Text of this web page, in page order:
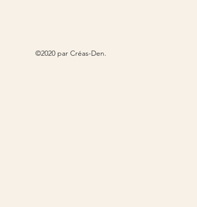
©2020 par Créas-Den.